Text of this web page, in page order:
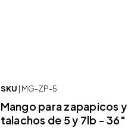
SKU | MG-ZP-5
Mango para zapapicos y
talachos de 5 y 7lb - 36"